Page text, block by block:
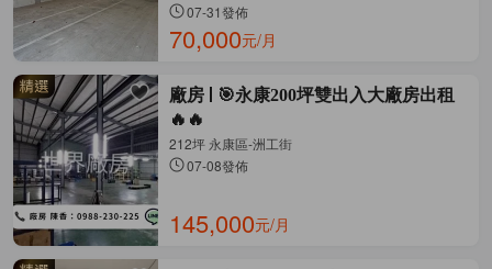
07-31發佈
70,000元/月
廠房
🎯永康200坪雙出入大廠房出租
🔥🔥
212坪 永康區-洲工街
07-08發佈
145,000元/月